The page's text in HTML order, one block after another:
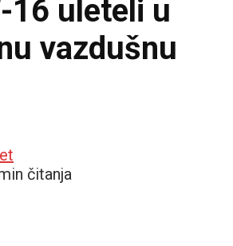
16 uleteli u
vazdušnu
čitanja